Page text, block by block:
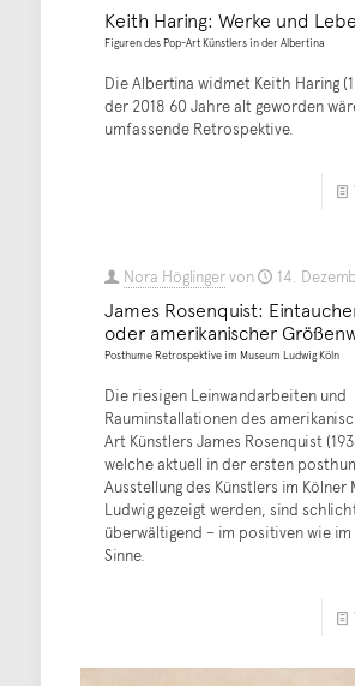
Keith Haring: Werke und
Figuren des Pop-Art Künstlers in der Albertina
Die Albertina widmet Keith Haring
der 2018 60 Jahre alt geworden
umfassende Retrospektive.
Nora Höglingervon 14.
James Rosenquist:
oder amerikanischer
Posthume Retrospektive im Museum Ludwig Köln
Die riesigen Leinwandarbeiten und
Rauminstallationen des
Art Künstlers James Rosenquist
welche aktuell in der ersten
Ausstellung des Künstlers im Kölner
Ludwig gezeigt werden, sind
überwältigend – im positiven wie im
Sinne.